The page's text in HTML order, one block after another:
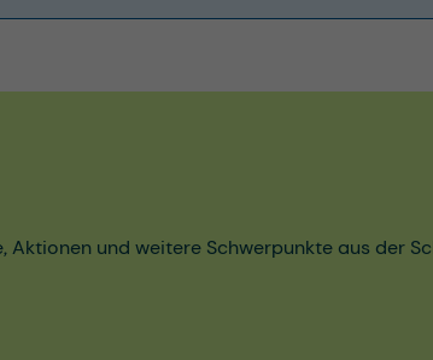
und weitere Schwerpunkte aus der